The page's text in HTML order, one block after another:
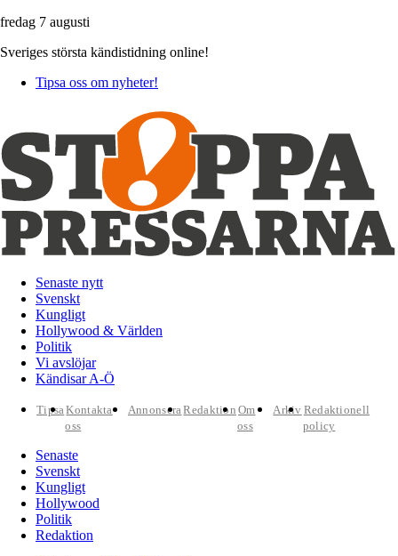
fredag 7 augusti
Sveriges största kändistidning online!
Tipsa oss om nyheter!
Senaste nytt
Svenskt
Kungligt
Hollywood & Världen
Politik
Vi avslöjar
Kändisar A-Ö
TipsaKontakta
oss
AnnonseraRedaktion Om
oss
Arkiv Redaktionell
policy
Senaste
Svenskt
Kungligt
Hollywood
Politik
Redaktion